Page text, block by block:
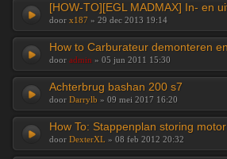
[HOW-TO][EGL MADMAX] In- en
door x187 » 29 dec 2013 19:14
How to Carburateur demonteren
door admin » 05 jun 2011 15:30
Achterbrug bashan 200 s7
door Darrylb » 09 mei 2017 16:20
How To: Stappenplan storing
door DexterXL » 08 feb 2012 20:32